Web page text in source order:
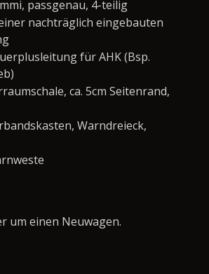
passgenau, 4-teilig
nachträglich eingebauten
für AHK (Bsp.
ca. 5cm Seitenrand,
Warndreieck,
um einen Neuwagen.